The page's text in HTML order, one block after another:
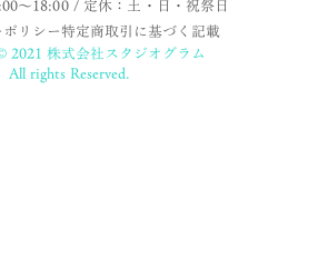
リシー特定商取引に基づく記載
株式会社スタジオグラム
All rights Reserved.